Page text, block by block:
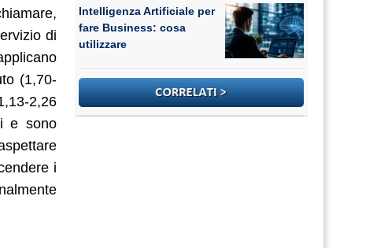
di
(1,70-
2,26
e sono
i
Intelligenza Artificiale per
fare Business: cosa
utilizzare